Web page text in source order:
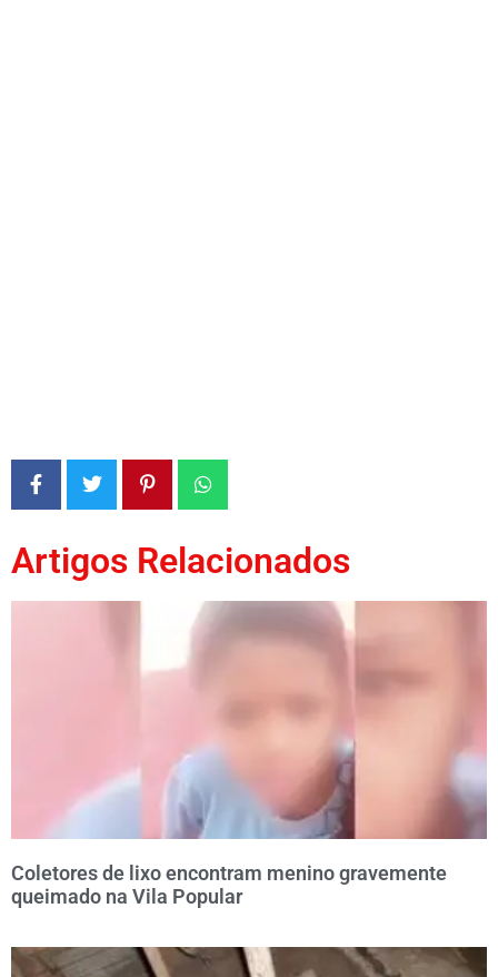
Artigos Relacionados
Coletores de lixo encontram menino gravemente
queimado na Vila Popular